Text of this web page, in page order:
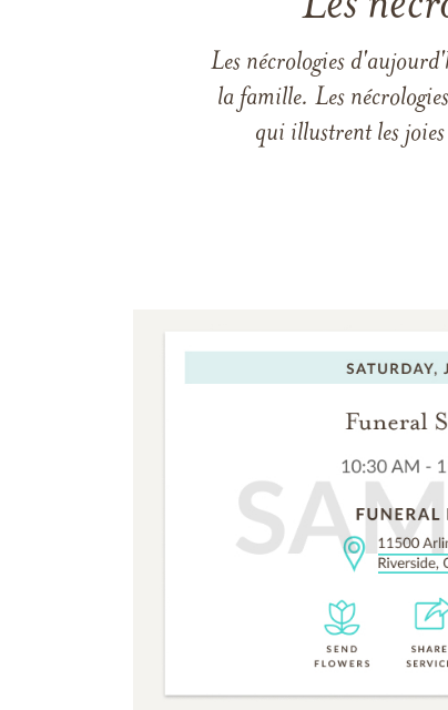
Les nécrologies
la famille. Les
qui illustrent les